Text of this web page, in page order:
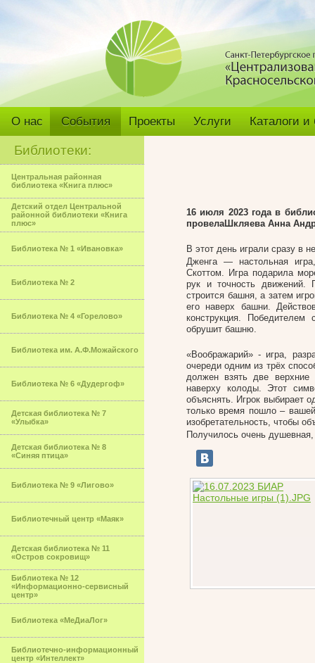
О нас События Проекты Услуги Каталоги
Библиотеки:
Центральная районная
библиотека «Книга плюс»
Детский отдел Центральной
районной библиотеки «Книга
плюс»
Библиотека № 1 «Ивановка»
Библиотека № 2
Библиотека № 4 «Горелово»
Библиотека им. А.Ф.Можайского
Библиотека № 6 «Дудергоф»
Детская библиотека № 7
«Улыбка»
Детская библиотека № 8
«Синяя птица»
Библиотека № 9 «Лигово»
Библиотечный центр «Маяк»
Детская библиотека № 11
«Остров сокровищ»
Библиотека № 12
«Информационно-сервисный
центр»
Библиотека «МеДиаЛог»
Библиотечно-информационный
центр «Интеллект»
16 июля 2023 года в
провелаШкляева Анна
В этот день играли сразу в
Дженга — настольная
Скоттом. Игра подарила
рук и точность движений.
строится башня, а затем
его наверх башни.
конструкция.
обрушит башню.
«Воображарий» - игра,
очереди одним из трёх
должен взять две
наверху колоды. Этот
объяснять. Игрок выбирает
только время пошло –
изобретательность, чтобы
Получилось очень